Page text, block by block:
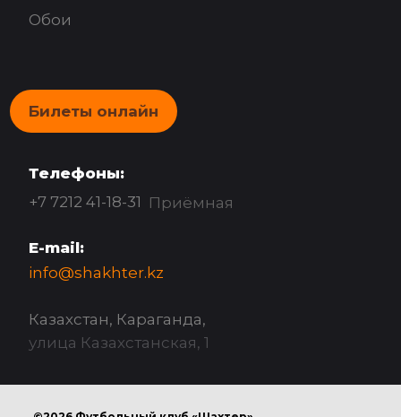
Обои
Билеты онлайн
Телефоны:
+7 7212 41-18-31 Приёмная
E-mail:
info@shakhter.kz
Казахстан, Караганда,
улица Казахстанская, 1